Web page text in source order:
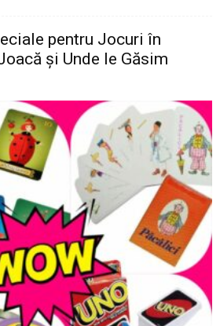
pentru Jocuri în
și Unde le Găsim